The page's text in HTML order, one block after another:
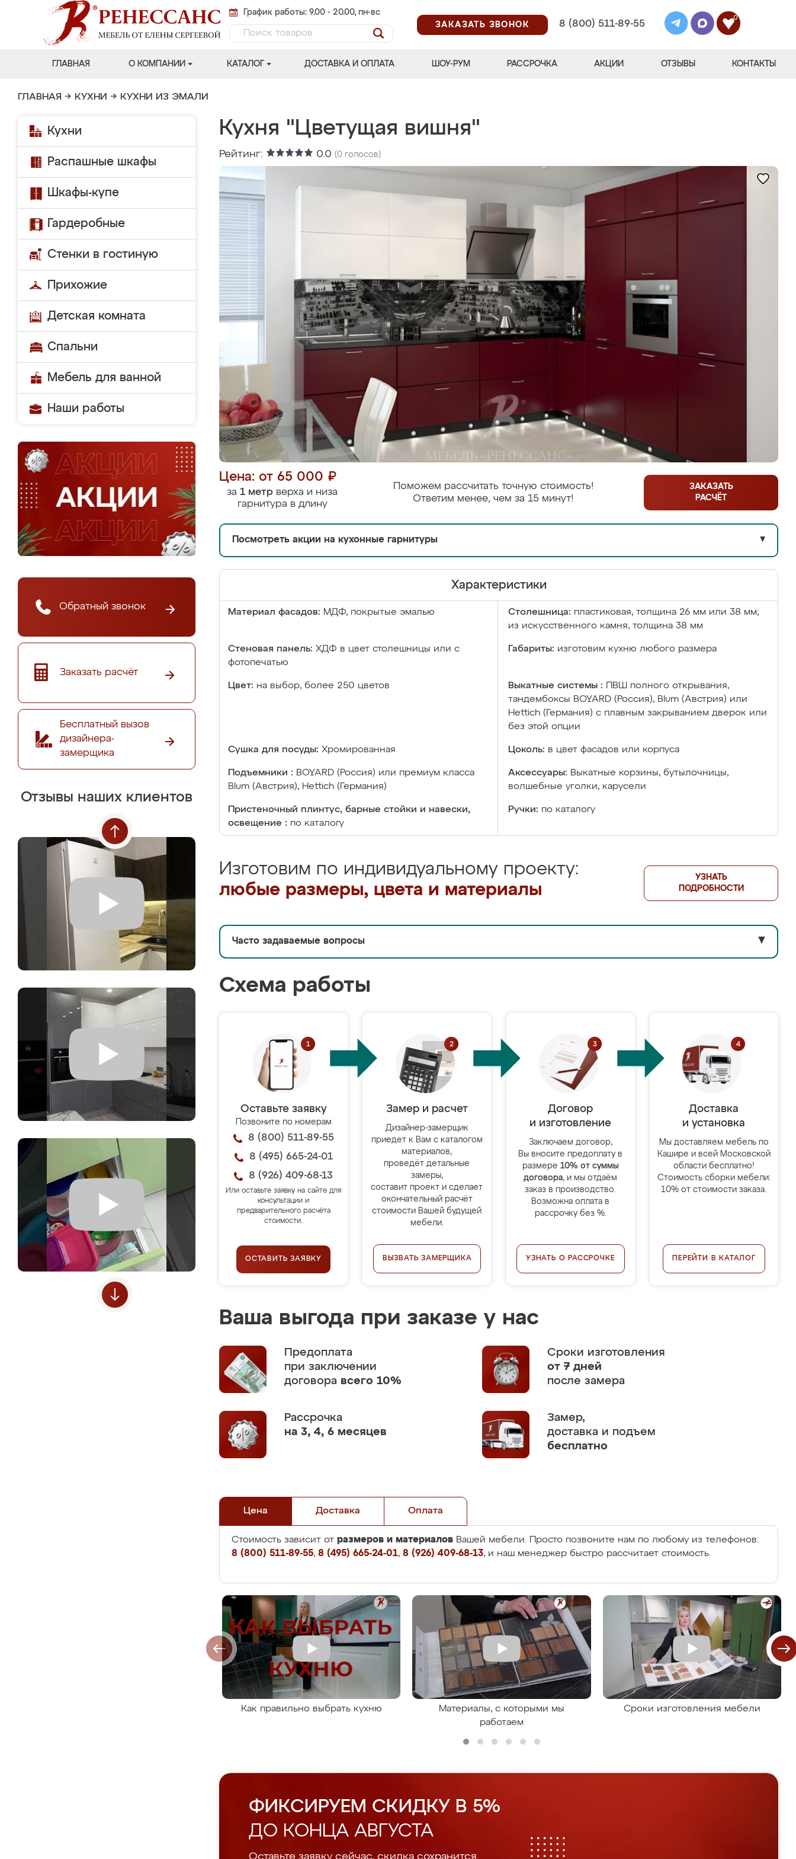
График работы: 9.00 - 20.00, пн-вс
ЗАКАЗАТЬ ЗВОНОК
8 (800) 511-89-55
0
ГЛАВНАЯ О КОМПАНИИ КАТАЛОГ ДОСТАВКА И ОПЛАТА ШОУ-РУМ РАССРОЧКА АКЦИИ ОТЗЫВЫ КОНТАКТЫ
ГЛАВНАЯ → КУХНИ → КУХНИ ИЗ ЭМАЛИ
Кухни
Распашные шкафы
Шкафы-купе
Гардеробные
Стенки в гостиную
Прихожие
Детская комната
Спальни
Мебель для ванной
Наши работы
Обратный звонок
Заказать расчёт
Бесплатный вызов
дизайнера-
замерщика
Отзывы наших клиентов
Кухня "Цветущая вишня"
Рейтинг: 0.0 (0 голосов)
Цена: от 65 000 ₽
за 1 метр верха и низа
гарнитура в длину
Поможем рассчитать точную стоимость!
Ответим менее, чем за 15 минут!
ЗАКАЗАТЬ
РАСЧЁТ
Посмотреть акции на кухонные гарнитуры ▼
Характеристики
Материал фасадов: МДФ, покрытые эмалью Столешница: пластиковая, толщина 26 мм или 38 мм;
из искусственного камня, толщина 38 мм
Стеновая панель: ХДФ в цвет столешницы или с
фотопечатью
Габариты: изготовим кухню любого размера
Цвет: на выбор, более 250 цветов Выкатные системы :
ПВШ полного открывания,
тандембоксы BOYARD (Россия), Blum (Австрия) или
Hettich (Германия) с плавным закрыванием дверок или
без этой опции
Сушка для посуды: Хромированная Цоколь: в цвет фасадов или корпуса
Подъемники : BOYARD (Россия) или премиум класса
Blum (Австрия), Hettich (Германия)
Аксессуары: Выкатные корзины, бутылочницы,
волшебные уголки, карусели
Пристеночный плинтус, барные стойки и навески,
освещение : по каталогу
Ручки: по каталогу
Изготовим по индивидуальному проекту:
любые размеры, цвета и материалы
УЗНАТЬ
ПОДРОБНОСТИ
Часто задаваемые вопросы ▼
Схема работы
Оставьте заявку
Позвоните по номерам
8 (800) 511-89-55
8 (495) 665-24-01
8 (926) 409-68-13
Или оставьте заявку на сайте для
консультации и
предварительного расчёта
стоимости.
ОСТАВИТЬ ЗАЯВКУ
Замер и расчет
Дизайнер-замерщик
приедет к Вам с каталогом
материалов,
проведёт детальные
замеры,
составит проект и сделает
окончательный расчёт
стоимости Вашей будущей
мебели.
ВЫЗВАТЬ ЗАМЕРЩИКА
Договор
и изготовление
Заключаем договор,
Вы вносите предоплату в
размере 10% от суммы
договора, и мы отдаём
заказ в производство.
Возможна оплата в
рассрочку без %.
УЗНАТЬ О РАССРОЧКЕ
Доставка
и установка
Мы доставляем мебель по
Кашире и всей Московской
области бесплатно!
Стоимость сборки мебели:
10% от стоимости заказа.
ПЕРЕЙТИ В КАТАЛОГ
Ваша выгода при заказе у нас
Предоплата
при заключении
договора всего 10%
Сроки изготовления
от 7 дней
после замера
Рассрочка
на 3, 4, 6 месяцев
Замер,
доставка и подъем
бесплатно
Цена Доставка Оплата
Стоимость зависит от размеров и материалов Вашей мебели. Просто позвоните нам по любому из телефонов:
8 (800) 511-89-55, 8 (495) 665-24-01, 8 (926) 409-68-13, и наш менеджер быстро рассчитает стоимость.
Как правильно выбрать кухню
Материалы, с которыми мы
работаем
Сроки изготовления мебели
ФИКСИРУЕМ СКИДКУ В 5%
ДО КОНЦА АВГУСТА
Оставьте заявку сейчас, скидка сохранится.